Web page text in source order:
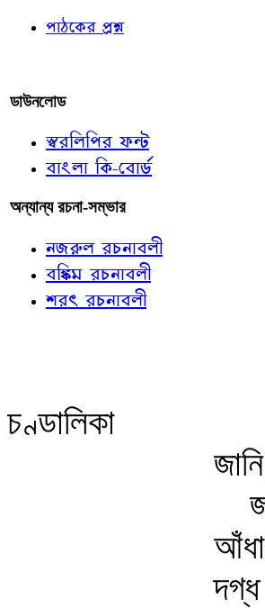
পাঠকের প্রশ্ন
ডাউনলোড
স্বরলিপির ফন্ট
বাংলা কি-বোর্ড
অন্যান্য রচনা-সম্ভার
নজরুল রচনাবলী
বঙ্কিম রচনাবলী
শরৎ রচনাবলী
চণ্ডালিকা
দগ্ধ